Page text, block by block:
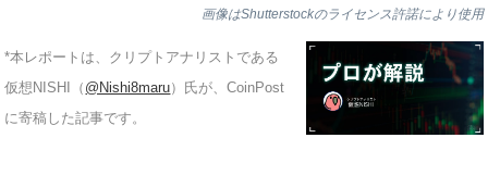
画像はShutterstockのライセンス許諾により使用
*本レポートは、クリプトアナリストである
仮想NISHI（ @Nishi8maru）氏が、CoinPost
に寄稿した記事です。